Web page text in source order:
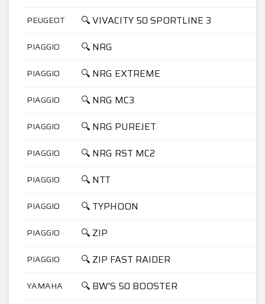
PEUGEOT 🔍 VIVACITY 50 SPORTLINE 3
PIAGGIO 🔍 NRG
PIAGGIO 🔍 NRG EXTREME
PIAGGIO 🔍 NRG MC3
PIAGGIO 🔍 NRG PUREJET
PIAGGIO 🔍 NRG RST MC2
PIAGGIO 🔍 NTT
PIAGGIO 🔍 TYPHOON
PIAGGIO 🔍 ZIP
PIAGGIO 🔍 ZIP FAST RAIDER
YAMAHA 🔍 BW'S 50 BOOSTER